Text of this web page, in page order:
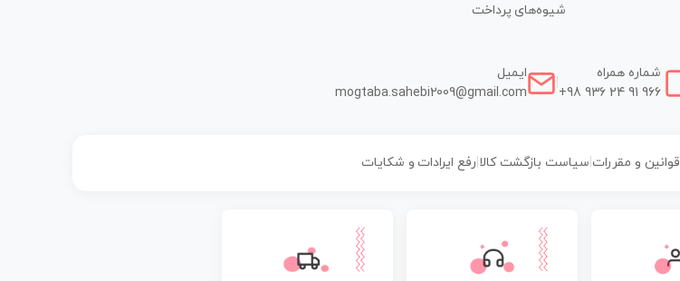
شیوه‌های پرداخت
شماره همراه
+98 936 24 91 966
ایمیل
mogtaba.sahebi2009@gmail.com
قوانین و مقررات سیاست بازگشت کالا رفع ایرادات و شکایات